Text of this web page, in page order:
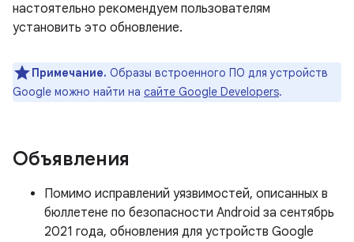
настоятельно рекомендуем пользователям
установить это обновление.
Примечание. Образы встроенного ПО для устройств
Google можно найти на сайте Google Developers.
Объявления
Помимо исправлений уязвимостей, описанных в
бюллетене по безопасности Android за сентябрь
2021 года, обновления для устройств Google